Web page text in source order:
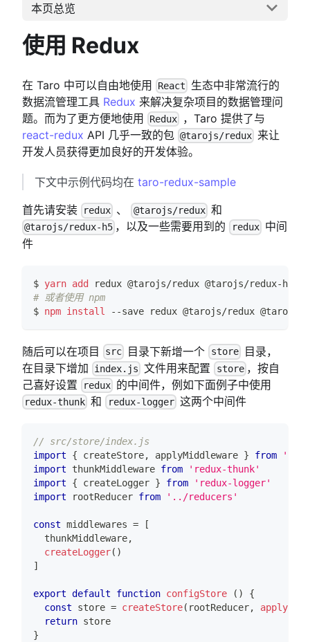
本页总览
使用 Redux
在 Taro 中可以自由地使用 React
生态中非常流行的
数据流管理工具 Redux 来解决复杂项目的数据管理问
题。而为了更方便地使用
Redux
，Taro 提供了与
react-redux API 几乎一致的包 @tarojs/redux 来让
开发人员获得更加良好的开发体验。
下文中示例代码均在 taro-redux-sample
首先请安装
redux 、 @tarojs/redux 和
@tarojs/redux-h5 ，以及一些需要用到的 redux中间
件
$ yarn add redux @tarojs/redux @tarojs/redux-h5
# 或者使用 npm
$ npm install --save redux @tarojs/redux @tarojs/
随后可以在项目 src 目录下新增一个 store目录，
在目录下增加
index.js 文件用来配置 store，按自
己喜好设置
redux 的中间件，例如下面例子中使用
redux-thunk 和 redux-logger这两个中间件
// src/store/index.js
import
{ createStore, applyMiddleware } from
import
thunkMiddleware from
'redux-thunk'
import
{ createLogger } from
'redux-logger'
import
rootReducer from '../reducers'
const middlewares =
[
  thunkMiddleware
,
createLogger( )
]
export default function configStore ( )
{
const store = createStore( rootReducer,
return store
}